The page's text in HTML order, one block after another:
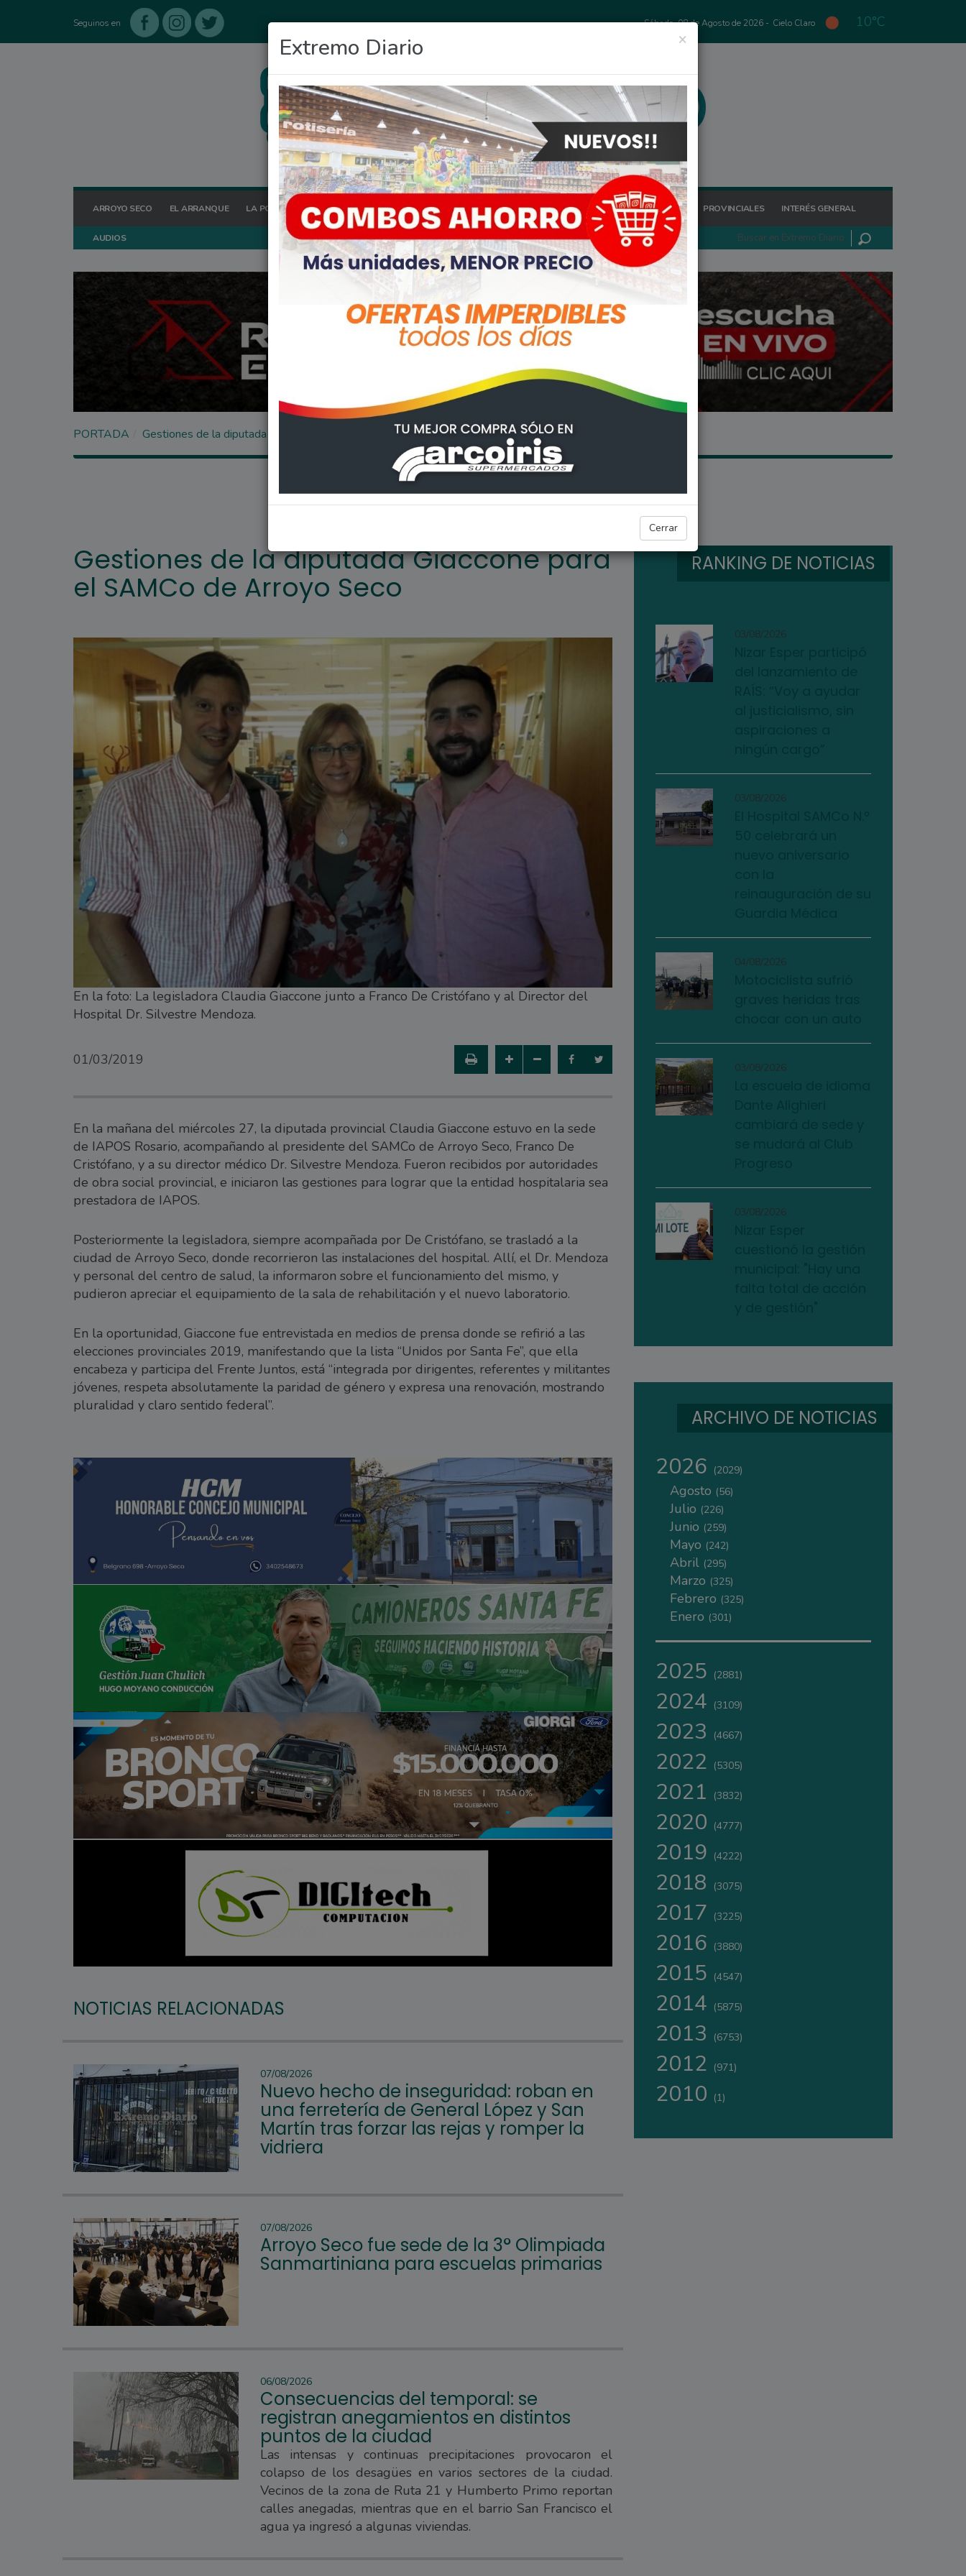
Seguinos en Sábado, 08 de Agosto de 2026 - Cielo Claro 10°C
ARROYO SECO EL ARRANQUE LA POSTA HOY OCIO DEPORTES FIGHIERA GENERAL LAGOS POLICIALES REGIONALES PROVINCIALES INTERÉS GENERAL
AUDIOS
×
Extremo Diario
Cerrar
PORTADA Gestiones de la diputada Giaccone para el SAMCo de Arroyo Seco
ARROYO SECO
Gestiones de la diputada Giaccone para
el SAMCo de Arroyo Seco
En la foto: La legisladora Claudia Giaccone junto a Franco De Cristófano y al Director del
Hospital Dr. Silvestre Mendoza.
01/03/2019
En la mañana del miércoles 27, la diputada provincial Claudia Giaccone estuvo en la sede
de IAPOS Rosario, acompañando al presidente del SAMCo de Arroyo Seco, Franco De
Cristófano, y a su director médico Dr. Silvestre Mendoza. Fueron recibidos por autoridades
de obra social provincial, e iniciaron las gestiones para lograr que la entidad hospitalaria sea
prestadora de IAPOS.
Posteriormente la legisladora, siempre acompañada por De Cristófano, se trasladó a la
ciudad de Arroyo Seco, donde recorrieron las instalaciones del hospital. Allí, el Dr. Mendoza
y personal del centro de salud, la informaron sobre el funcionamiento del mismo, y
pudieron apreciar el equipamiento de la sala de rehabilitación y el nuevo laboratorio.
En la oportunidad, Giaccone fue entrevistada en medios de prensa donde se refirió a las
elecciones provinciales 2019, manifestando que la lista “Unidos por Santa Fe”, que ella
encabeza y participa del Frente Juntos, está “integrada por dirigentes, referentes y militantes
jóvenes, respeta absolutamente la paridad de género y expresa una renovación, mostrando
pluralidad y claro sentido federal”.
NOTICIAS RELACIONADAS
07/08/2026
Nuevo hecho de inseguridad: roban en
una ferretería de General López y San
Martín tras forzar las rejas y romper la
vidriera
07/08/2026
Arroyo Seco fue sede de la 3° Olimpiada
Sanmartiniana para escuelas primarias
06/08/2026
Consecuencias del temporal: se
registran anegamientos en distintos
puntos de la ciudad
Las intensas y continuas precipitaciones provocaron el
colapso de los desagües en varios sectores de la ciudad.
Vecinos de la zona de Ruta 21 y Humberto Primo reportan
calles anegadas, mientras que en el barrio San Francisco el
agua ya ingresó a algunas viviendas.
RANKING DE NOTICIAS
03/08/2026
03/08/2026
04/08/2026
03/08/2026
03/08/2026
ARCHIVO DE NOTICIAS
2026 (2029)
Agosto (56)
Julio (226)
Junio (259)
Mayo (242)
Abril (295)
Marzo (325)
Febrero (325)
Enero (301)
2025 (2881)
2024 (3109)
2023 (4667)
2022 (5305)
2021 (3832)
2020 (4777)
2019 (4222)
2018 (3075)
2017 (3225)
2016 (3880)
2015 (4547)
2014 (5875)
2013 (6753)
2012 (971)
2010 (1)